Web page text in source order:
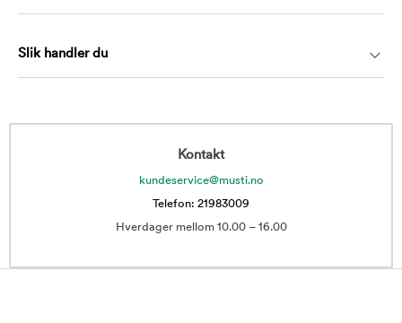
Slik handler du
Kontakt
kundeservice@musti.no
Telefon: 21983009
Hverdager mellom 10.00 – 16.00